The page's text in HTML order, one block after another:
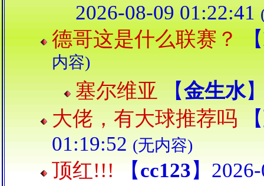
2026-08-09 01:22:41
德哥这是什么联赛？ 【
内容)
塞尔维亚
【金生水
大佬，有大球推荐吗 【
01:19:52 (无内容)
顶红!!! 【cc123】